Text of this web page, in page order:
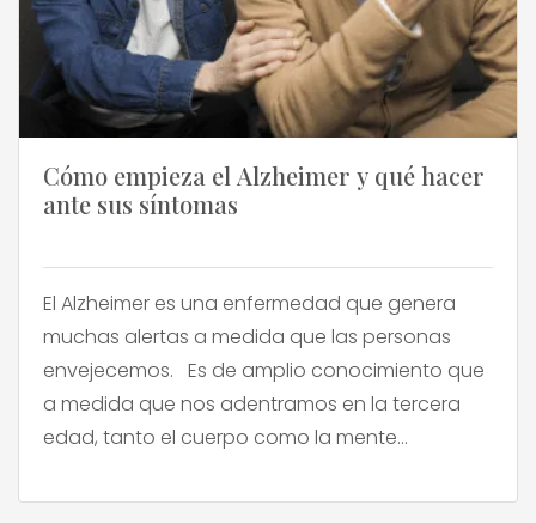
Cómo empieza el Alzheimer y qué hacer
ante sus síntomas
El Alzheimer es una enfermedad que genera
muchas alertas a medida que las personas
envejecemos. Es de amplio conocimiento que
a medida que nos adentramos en la tercera
edad, tanto el cuerpo como la mente
no son los mismos de antes. Y de a poco estos